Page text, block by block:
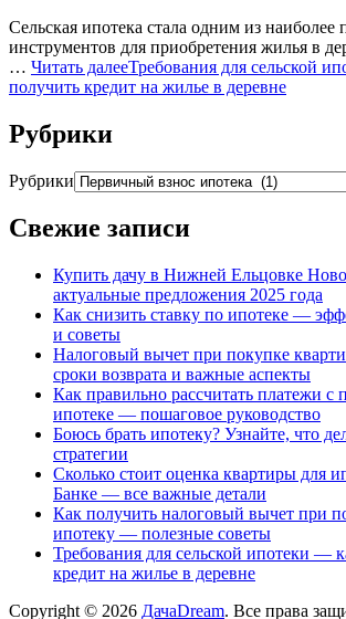
Сельская ипотека стала одним из наиболее
инструментов для приобретения жилья в
… Читать далееТребования для сельской
получить кредит на жилье в деревне
Рубрики
Рубрики
Свежие записи
Купить дачу в Нижней Ельцовке
актуальные предложения 2025 года
Как снизить ставку по ипотеке —
и советы
Налоговый вычет при покупке
сроки возврата и важные аспекты
Как правильно рассчитать платежи с
ипотеке — пошаговое руководство
Боюсь брать ипотеку? Узнайте, что
стратегии
Сколько стоит оценка квартиры для
Банке — все важные детали
Как получить налоговый вычет при
ипотеку — полезные советы
Требования для сельской ипотеки —
кредит на жилье в деревне
Copyright © 2026 ДачаDream. Все права